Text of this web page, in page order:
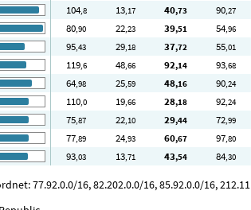
104,8 13,17 40,73 90,27
80,90 22,23 39,51 54,96
95,43 29,18 37,72 55,01
119,6 48,66 92,14 93,68
64,98 25,59 48,16 90,24
110,0 19,66 28,18 92,24
75,87 22,10 29,44 72,99
77,89 24,93 60,67 97,80
93,03 13,71 43,54 84,30
77.92.0.0/16, 82.202.0.0/16, 85.92.0.0/16,